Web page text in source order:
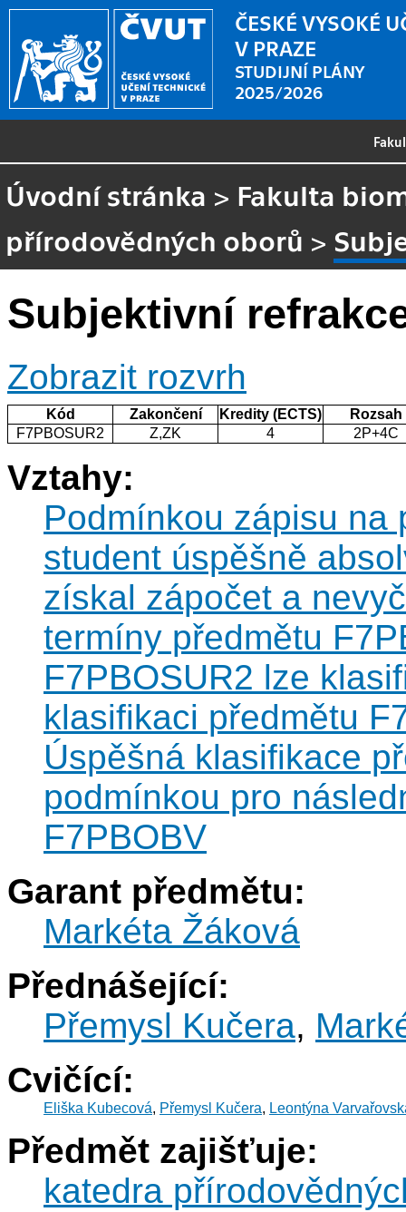
ČESKÉ VYSOKÉ
V PRAZE
STUDIJNÍ PLÁNY
2025/2026
Úvodní stránka > Fakulta
přírodovědných oborů >
Subjektivní
Zobrazit rozvrh
Kód Zakončení Kredity (ECTS)
Rozsah
F7PBOSUR2
Z,ZK 4 2P+4C
Vztahy:
Podmínkou zápisu na
student úspěšně
získal zápočet a
termíny předmětu
F7PBOSUR2 lze
klasifikaci předmětu
Úspěšná klasifikace
podmínkou pro
F7PBOBV
Garant předmětu:
Markéta Žáková
Přednášející:
Přemysl Kučera,
Cvičící:
Eliška Kubecová, Přemysl Kučera, Leontýna
Předmět zajišťuje:
katedra